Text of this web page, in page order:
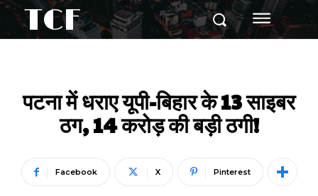
TCF
पटना में धराए यूपी-बिहार के 13 साइबर
ठग, 14 करोड़ की बड़ी ठगी!
Facebook X Pinterest